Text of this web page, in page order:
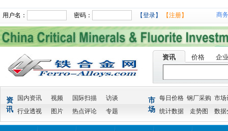
用户名： 密码： 【登录】 【注册】 商
资讯 价格 企
资
讯
国内资讯 视频 国际扫描
访谈
行业透视
图片 热点评论 专题
市
场
每日价格 钢厂采购 市场
统计数据
走势图 数据